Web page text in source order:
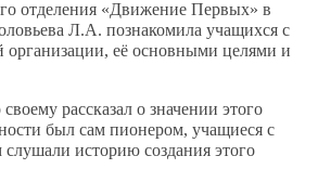
деятельность
отделения «Движение Первых» в
Л.А. познакомила учащихся с
организации, её основными целями и
рассказал о значении этого
был сам пионером, учащиеся с
историю создания этого